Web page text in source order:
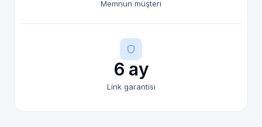
Memnun müşteri
6 ay
Link garantisi